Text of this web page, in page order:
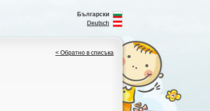
Български
Deutsch
< Обратно в списъка